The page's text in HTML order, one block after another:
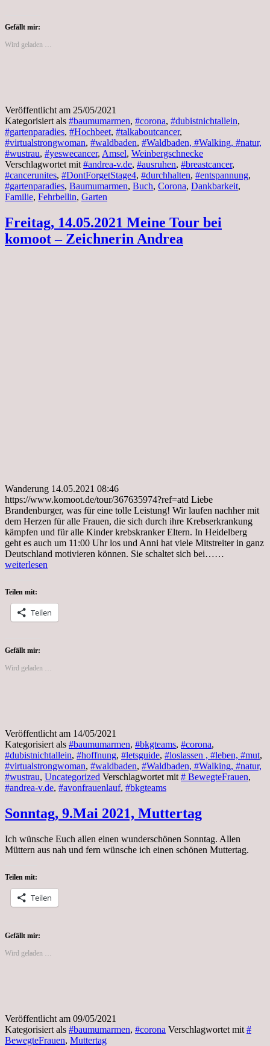
Gefällt mir:
Wird geladen …
Veröffentlicht am 25/05/2021
Kategorisiert als #baumumarmen, #corona, #dubistnichtallein,
#gartenparadies, #Hochbeet, #talkaboutcancer,
#virtualstrongwoman, #waldbaden, #Waldbaden, #Walking, #natur,
#wustrau, #yeswecancer, Amsel, Weinbergschnecke
Verschlagwortet mit #andrea-v.de, #ausruhen, #breastcancer,
#cancerunites, #DontForgetStage4, #durchhalten, #entspannung,
#gartenparadies, Baumumarmen, Buch, Corona, Dankbarkeit,
Familie, Fehrbellin, Garten
Freitag, 14.05.2021 Meine Tour bei
komoot – Zeichnerin Andrea
Wanderung 14.05.2021 08:46
https://www.komoot.de/tour/367635974?ref=atd Liebe
Brandenburger, was für eine tolle Leistung! Wir laufen nachher mit
dem Herzen für alle Frauen, die sich durch ihre Krebserkrankung
kämpfen und für alle Kinder krebskranker Eltern. In Heidelberg
geht es auch um 11:00 Uhr los und Anni hat viele Mitstreiter in ganz
Deutschland motivieren können. Sie schaltet sich bei……
weiterlesen
Teilen mit:
Teilen
Gefällt mir:
Wird geladen …
Veröffentlicht am 14/05/2021
Kategorisiert als #baumumarmen, #bkgteams, #corona,
#dubistnichtallein, #hoffnung, #letsguide, #loslassen , #leben, #mut,
#virtualstrongwoman, #waldbaden, #Waldbaden, #Walking, #natur,
#wustrau, Uncategorized Verschlagwortet mit # BewegteFrauen,
#andrea-v.de, #avonfrauenlauf, #bkgteams
Sonntag, 9.Mai 2021, Muttertag
Ich wünsche Euch allen einen wunderschönen Sonntag. Allen
Müttern aus nah und fern wünsche ich einen schönen Muttertag.
Teilen mit:
Teilen
Gefällt mir:
Wird geladen …
Veröffentlicht am 09/05/2021
Kategorisiert als #baumumarmen, #corona Verschlagwortet mit #
BewegteFrauen, Muttertag